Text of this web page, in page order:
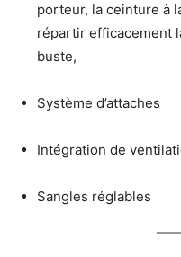
porteur, la ceinture à
répartir efficacement
buste,
Système d’attaches
Intégration de
Sangles réglables